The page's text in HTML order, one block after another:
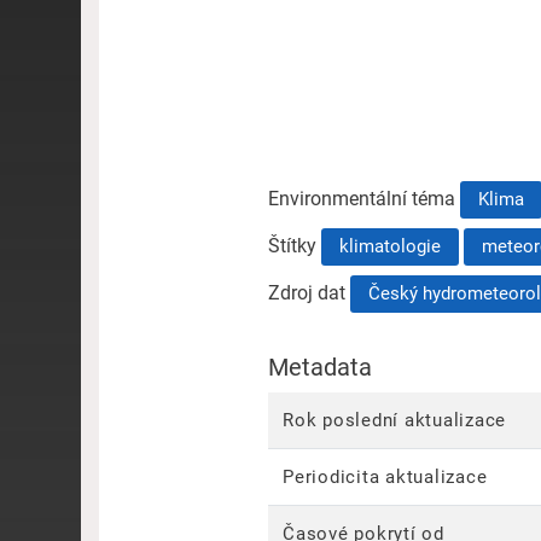
Environmentální téma Klima
Štítky klimatologie
Zdroj dat Český
Metadata
Rok poslední aktualizace
Periodicita aktualizace
Časové pokrytí od